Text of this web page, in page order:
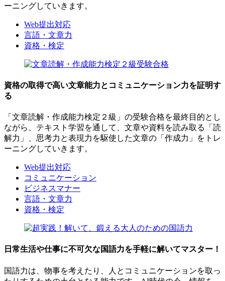
ーニングしていきます。
Web提出対応
言語・文章力
資格・検定
資格の取得で高い文章能力とコミュニケーション力を証明す
る
「文章読解・作成能力検定２級」の受験合格を最終目的とし
ながら、テキスト学習を通して、文章や資料を読み取る「読
解力」、思考力と表現力を駆使した文章の「作成力」をトレ
ーニングしていきます。
Web提出対応
コミュニケーション
ビジネスマナー
言語・文章力
資格・検定
日常生活や仕事に不可欠な国語力を手軽に解いてマスター！
国語力は、物事を考えたり、人とコミュニケーションを取っ